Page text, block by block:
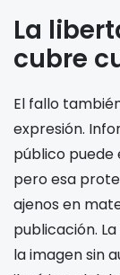
La
cubre
El fallo
expresión.
público
pero esa
ajenos en
publicación.
la imagen sin